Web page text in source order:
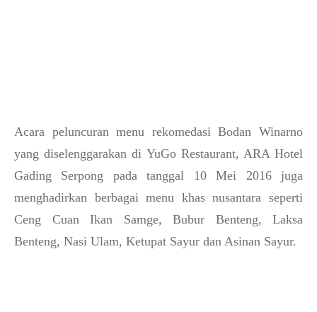
Acara peluncuran menu rekomedasi Bodan Winarno
yang diselenggarakan di YuGo Restaurant, ARA Hotel
Gading Serpong pada tanggal 10 Mei 2016 juga
menghadirkan berbagai menu khas nusantara seperti
Ceng Cuan Ikan Samge, Bubur Benteng, Laksa
Benteng, Nasi Ulam, Ketupat Sayur dan Asinan Sayur.